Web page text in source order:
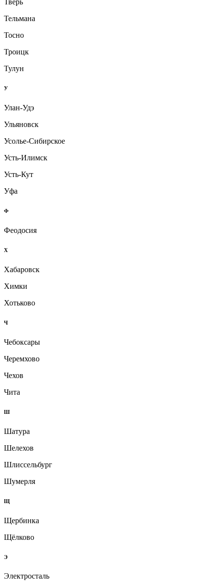
Тверь
Тельмана
Тосно
Троицк
Тулун
У
Улан-Удэ
Ульяновск
Усолье-Сибирское
Усть-Илимск
Усть-Кут
Уфа
Ф
Феодосия
Х
Хабаровск
Химки
Хотьково
Ч
Чебоксары
Черемхово
Чехов
Чита
Ш
Шатура
Шелехов
Шлиссельбург
Шумерля
Щ
Щербинка
Щёлково
Э
Электросталь